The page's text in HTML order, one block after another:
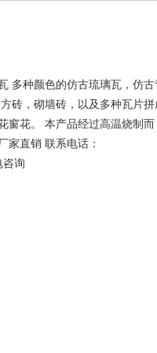
多种颜色的仿古琉璃瓦，仿古
砖，砌墙砖，以及多种瓦片拼
窗花。 本产品经过高温烧制而
家直销 联系电话：
咨询